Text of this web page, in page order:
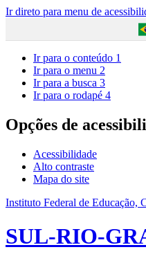
Ir direto para menu de
Ir para o conteúdo 1
Ir para o menu 2
Ir para a busca 3
Ir para o rodapé 4
Opções de
Acessibilidade
Alto contraste
Mapa do site
Instituto Federal de Educação,
SUL-RIO-